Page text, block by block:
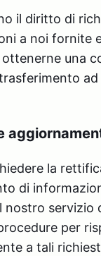
il diritto di
a noi fornite
ottenerne una
ad
la
di
servizio
per
a tali